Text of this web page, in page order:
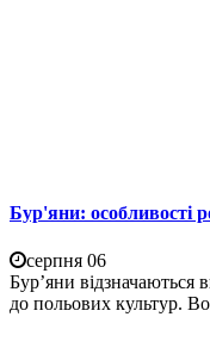
Бур'яни: особливості
серпня 06
Бур’яни
до польових культур.